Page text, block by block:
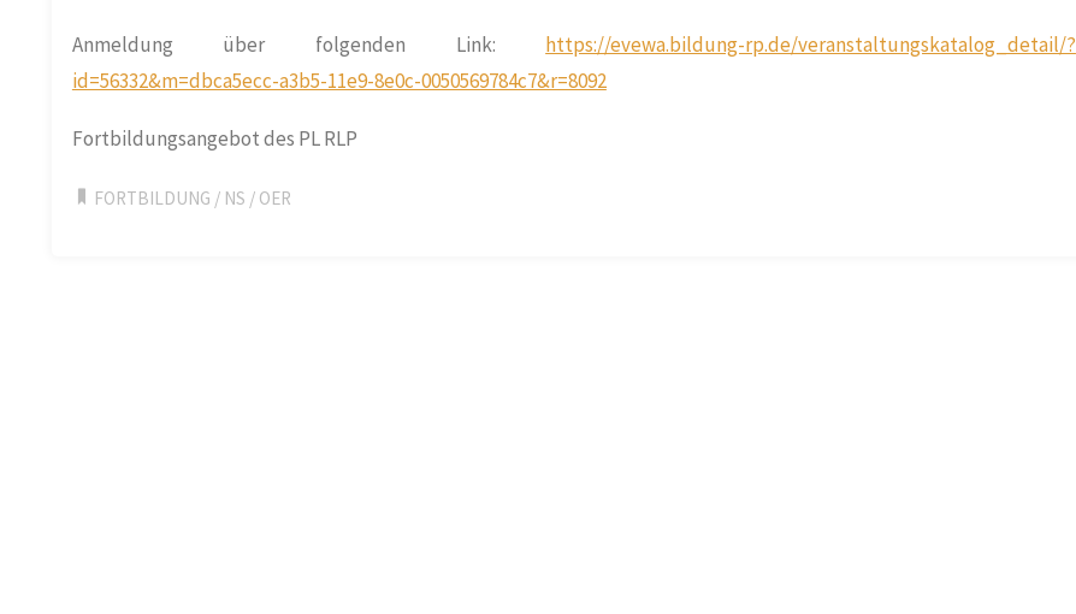
Anmeldung über folgenden Link: https://evewa.bildung-rp.de/veranstaltungskatalog_detail/?
id=56332&m=dbca5ecc-a3b5-11e9-8e0c-0050569784c7&r=8092
Fortbildungsangebot des PL RLP
FORTBILDUNG / NS / OER